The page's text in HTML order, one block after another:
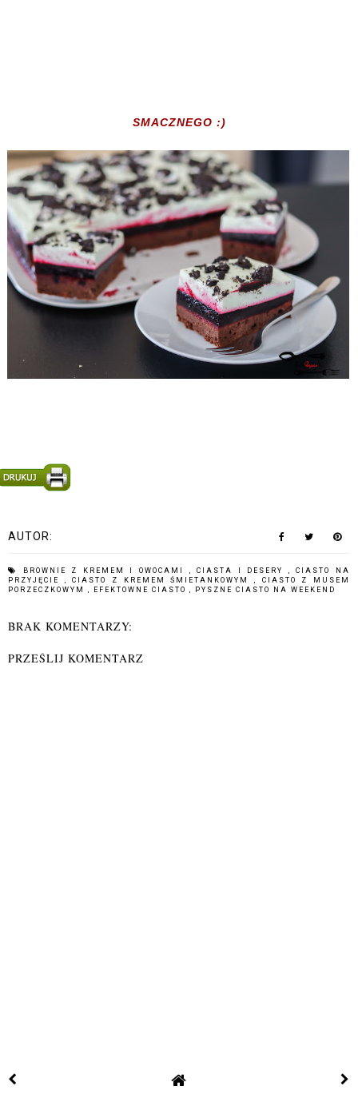
SMACZNEGO :)
AUTOR:
BROWNIE Z KREMEM I OWOCAMI ,CIASTA I DESERY ,CIASTO NA
PRZYJĘCIE
,CIASTO Z KREMEM ŚMIETANKOWYM
CIASTO Z MUSEM
PORZECZKOWYM
EFEKTOWNE CIASTO PYSZNE CIASTO NA WEEKEND
BRAK KOMENTARZY:
PRZEŚLIJ KOMENTARZ